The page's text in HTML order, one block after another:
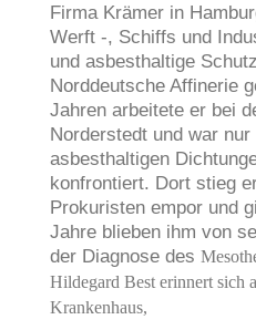
Firma Krämer in
Werft -, Schiffs und
und asbesthaltige
Norddeutsche Affinerie
Jahren arbeitete er bei
Norderstedt und war
asbesthaltigen
konfrontiert. Dort stieg
Prokuristen empor und
Jahre blieben ihm von
der Diagnose des
Hildegard Best erinnert sich
Krankenhaus,